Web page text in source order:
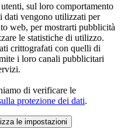
sul loro comportamento
dati vengono utilizzati per
web, per mostrarti pubblicità
le statistiche di utilizzo.
crittografati con quelli di
i loro canali pubblicitari
di verificare le
protezione dei dati.
le impostazioni